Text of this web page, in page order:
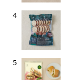
담기
담기
4
5